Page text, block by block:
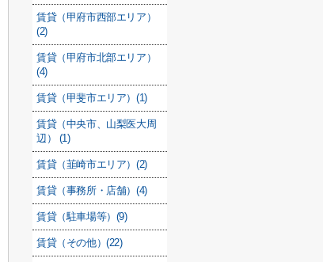
賃貸（甲府市西部エリア）
(2)
賃貸（甲府市北部エリア）
(4)
賃貸（甲斐市エリア）(1)
賃貸（中央市、山梨医大周
辺） (1)
賃貸（韮崎市エリア）(2)
賃貸（事務所・店舗）(4)
賃貸（駐車場等）(9)
賃貸（その他）(22)